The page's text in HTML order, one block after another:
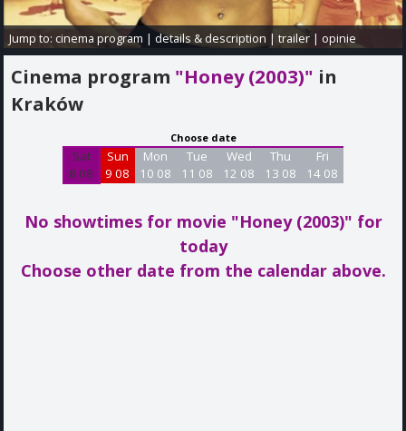
Jump to:cinema program |details & description |trailer |opinie
Cinema program "Honey (2003)" in
Kraków
Choose date
Sat
8 08
Sun
9 08
Mon
10 08
Tue
11 08
Wed
12 08
Thu
13 08
Fri
14 08
No showtimes for movie "Honey (2003)" for
today
Choose other date from the calendar above.